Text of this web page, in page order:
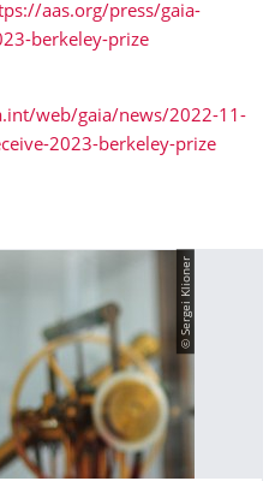
aas.org/press/gaia-
berkeley-prize
web/gaia/news/2022-11-
2023-berkeley-prize
© Sergei Klioner